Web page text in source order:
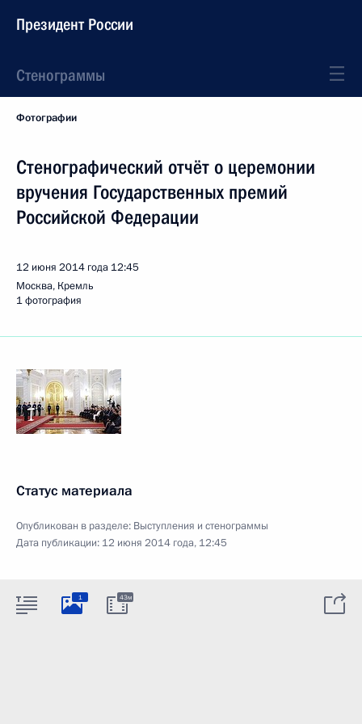
Президент России
Стенограммы
Фотографии
Стенографический отчёт о церемонии
вручения Государственных премий
Российской Федерации
12 июня 2014 года 12:45
Москва, Кремль
1 фотография
Статус материала
Опубликован в разделе: Выступления и стенограммы
Дата публикации: 12 июня 2014 года, 12:45
1 43м